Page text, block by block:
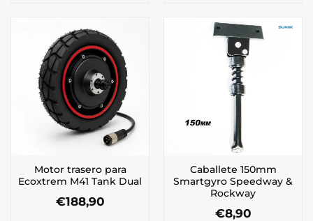
múltiples
variantes.
Las
opciones
se
pueden
elegir
en
de
Motor trasero para
Ecoxtrem M41 Tank Dual
€188,90
Caballete 150mm
Smartgyro Speedway &
Rockway
€8,90